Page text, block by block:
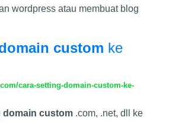
wordpress atau membuat blog
custom ke
cara-setting-domain-custom-ke-
domain custom .com, .net, dll ke